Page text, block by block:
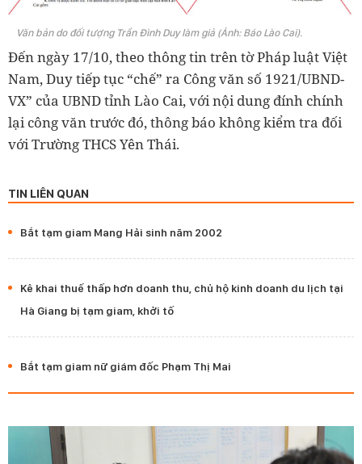
Văn bản do đối tượng Trần Đình Duy làm giả (Ảnh: Báo Lào Cai).
Đến ngày 17/10, theo thông tin trên tờ Pháp luật Việt
Nam, Duy tiếp tục “chế” ra Công văn số 1921/UBND-
VX” của UBND tỉnh Lào Cai, với nội dung đính chính
lại công văn trước đó, thông báo không kiểm tra đối
với Trường THCS Yên Thái.
TIN LIÊN QUAN
Bắt tạm giam Mang Hải sinh năm 2002
Kê khai thuế thấp hơn doanh thu, chủ hộ kinh doanh du lịch tại
Hà Giang bị tạm giam, khởi tố
Bắt tạm giam nữ giám đốc Phạm Thị Mai